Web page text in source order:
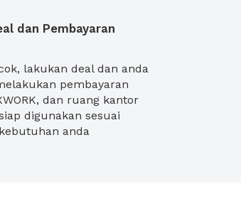
dan Pembayaran
lakukan deal dan anda
pembayaran
dan ruang kantor
digunakan sesuai
kebutuhan anda